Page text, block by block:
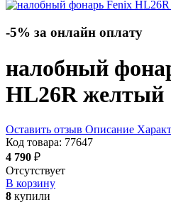
-5% за онлайн оплату
налобный
HL26Rжелтый
Оставить отзыв Описание
Код товара: 77647
4 790 ₽
Отсутствует
В корзину
8 купили